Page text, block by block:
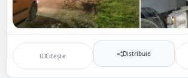
Citește Distribuie